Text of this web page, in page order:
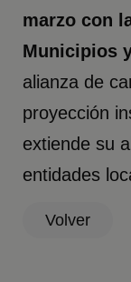
marzo con
Municipios
alianza de
proyección
extiende su
entidades
Volver